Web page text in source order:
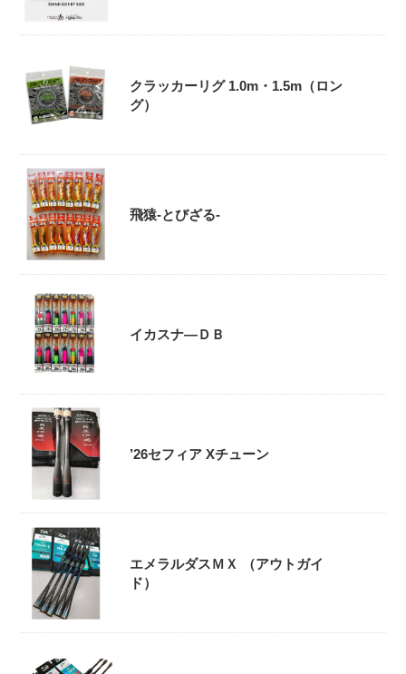
クラッカーリグ 1.0m・1.5m（ロン
グ）
飛猿-とびざる-
イカスナ―ＤＢ
’26セフィア Xチューン
エメラルダスＭＸ （アウトガイ
ド）